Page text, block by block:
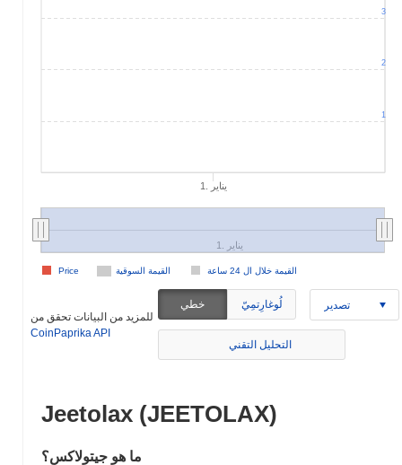
1. يناير
القيمة السوقية القيمة خلال ال 24 ساعة Price
1. يناير
1
2
3
للمزيد من البيانات تحقق من
CoinPaprika API
خطي لُوغارِتمِيّ تصدير
التحليل التقني
Jeetolax (JEETOLAX)
ما هو جيتولاكس؟